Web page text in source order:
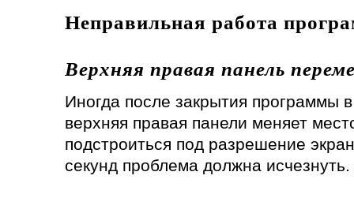
Неправильная работа
Верхняя правая панель
Иногда после закрытия программы
верхняя правая панели меняет
подстроиться под разрешение
секунд проблема должна исчезнуть.